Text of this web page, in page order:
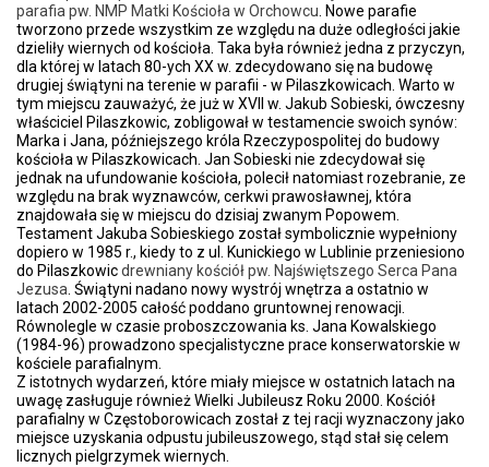
parafia pw. NMP Matki Kościoła w Orchowcu. Nowe parafie
tworzono przede wszystkim ze względu na duże odległości jakie
dzieliły wiernych od kościoła. Taka była również jedna z przyczyn,
dla której w latach 80-ych XX w. zdecydowano się na budowę
drugiej świątyni na terenie w parafii - w Pilaszkowicach. Warto w
tym miejscu zauważyć, że już w XVII w. Jakub Sobieski, ówczesny
właściciel Pilaszkowic, zobligował w testamencie swoich synów:
Marka i Jana, późniejszego króla Rzeczypospolitej do budowy
kościoła w Pilaszkowicach. Jan Sobieski nie zdecydował się
jednak na ufundowanie kościoła, polecił natomiast rozebranie, ze
względu na brak wyznawców, cerkwi prawosławnej, która
znajdowała się w miejscu do dzisiaj zwanym Popowem.
Testament Jakuba Sobieskiego został symbolicznie wypełniony
dopiero w 1985 r., kiedy to z ul. Kunickiego w Lublinie przeniesiono
do Pilaszkowicdrewniany kościół pw. Najświętszego Serca Pana
Jezusa. Świątyni nadano nowy wystrój wnętrza a ostatnio w
latach 2002-2005 całość poddano gruntownej renowacji.
Równolegle w czasie proboszczowania ks. Jana Kowalskiego
(1984-96) prowadzono specjalistyczne prace konserwatorskie w
kościele parafialnym.
Z istotnych wydarzeń, które miały miejsce w ostatnich latach na
uwagę zasługuje również Wielki Jubileusz Roku 2000. Kościół
parafialny w Częstoborowicach został z tej racji wyznaczony jako
miejsce uzyskania odpustu jubileuszowego, stąd stał się celem
licznych pielgrzymek wiernych.